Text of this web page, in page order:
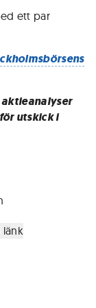
ett par
för utskick i
länk